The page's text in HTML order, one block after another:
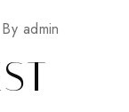
By admin